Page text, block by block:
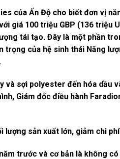
của Ấn Độ cho biết đơn vị
giá 100 triệu GBP (136 triệu
tái tạo. Đây là một phần
của hệ sinh thái Năng
sợi polyester đến hóa dầu
Giám đốc điều hành
sản xuất lớn, giảm chi
trước và cơ bản là không